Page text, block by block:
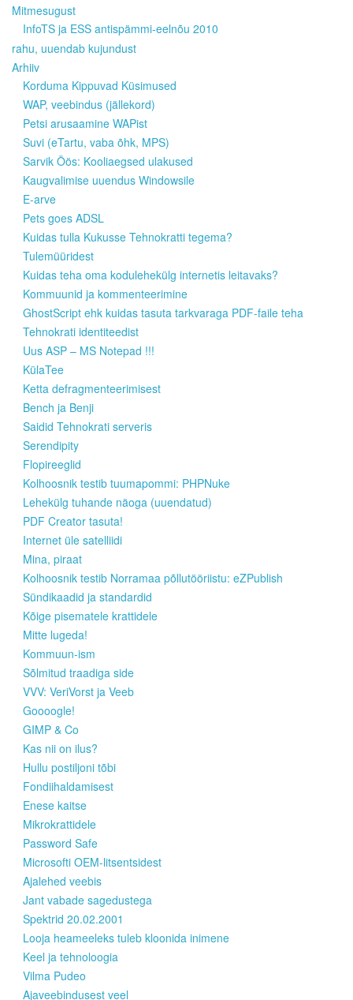
Mitmesugust
InfoTS ja ESS antispämmi-eelnõu 2010
rahu, uuendab kujundust
Arhiiv
Korduma Kippuvad Küsimused
WAP, veebindus (jällekord)
Petsi arusaamine WAPist
Suvi (eTartu, vaba õhk, MPS)
Sarvik Öös: Kooliaegsed ulakused
Kaugvalimise uuendus Windowsile
E-arve
Pets goes ADSL
Kuidas tulla Kukusse Tehnokratti tegema?
Tulemüüridest
Kuidas teha oma kodulehekülg internetis leitavaks?
Kommuunid ja kommenteerimine
GhostScript ehk kuidas tasuta tarkvaraga PDF-faile teha
Tehnokrati identiteedist
Uus ASP – MS Notepad !!!
KülaTee
Ketta defragmenteerimisest
Bench ja Benji
Saidid Tehnokrati serveris
Serendipity
Flopireeglid
Kolhoosnik testib tuumapommi: PHPNuke
Lehekülg tuhande näoga (uuendatud)
PDF Creator tasuta!
Internet üle satelliidi
Mina, piraat
Kolhoosnik testib Norramaa põllutööriistu: eZPublish
Sündikaadid ja standardid
Kõige pisematele krattidele
Mitte lugeda!
Kommuun-ism
Sõlmitud traadiga side
VVV: VeriVorst ja Veeb
Goooogle!
GIMP & Co
Kas nii on ilus?
Hullu postiljoni tõbi
Fondiihaldamisest
Enese kaitse
Mikrokrattidele
Password Safe
Microsofti OEM-litsentsidest
Ajalehed veebis
Jant vabade sagedustega
Spektrid 20.02.2001
Looja heameeleks tuleb kloonida inimene
Keel ja tehnoloogia
Vilma Pudeo
Ajaveebindusest veel